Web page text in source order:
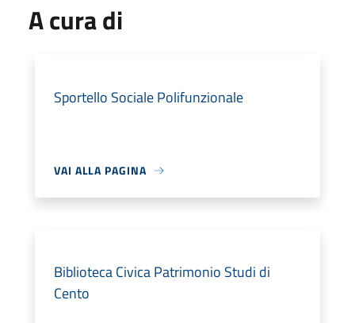
A cura di
Sportello Sociale Polifunzionale
VAI ALLA PAGINA
Biblioteca Civica Patrimonio Studi di
Cento